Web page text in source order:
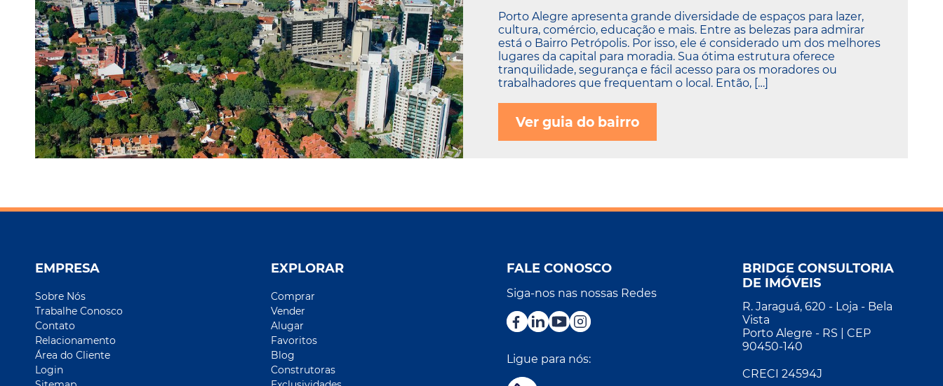
Porto Alegre apresenta grande diversidade de espaços para lazer,
cultura, comércio, educação e mais. Entre as belezas para admirar
está o Bairro Petrópolis. Por isso, ele é considerado um dos melhores
lugares da capital para moradia. Sua ótima estrutura oferece
tranquilidade, segurança e fácil acesso para os moradores ou
trabalhadores que frequentam o local. Então, […]
Ver guia do bairro
EMPRESA
Sobre Nós
Trabalhe Conosco
Contato
Relacionamento
Área do Cliente
Login
EXPLORAR
Comprar
Vender
Alugar
Favoritos
Blog
Construtoras
FALE CONOSCO
Siga-nos nas nossas Redes
Ligue para nós:
BRIDGE CONSULTORIA
DE IMÓVEIS
R. Jaraguá, 620 - Loja - Bela
Vista
Porto Alegre - RS | CEP
90450-140
CRECI 24594J